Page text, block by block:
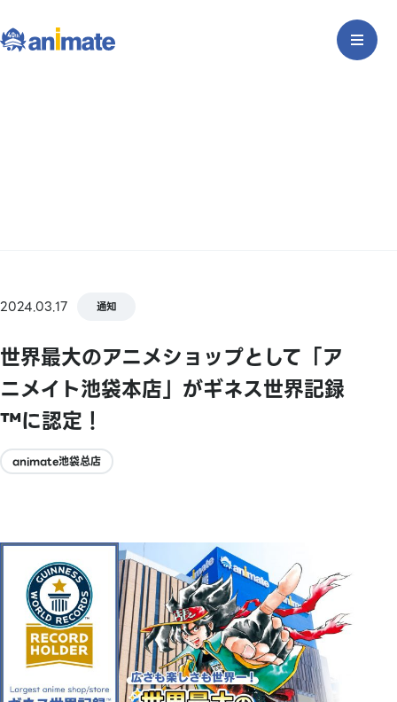
2024.03.17 通知
世界最大のアニメショップとして「ア
ニメイト池袋本店」がギネス世界記録
™に認定！
animate池袋总店